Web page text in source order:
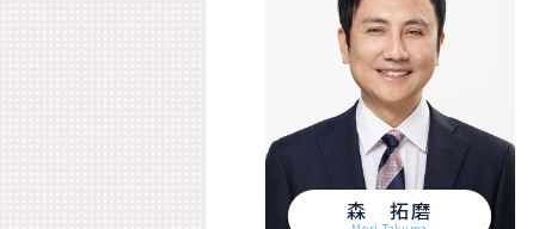
森 拓磨